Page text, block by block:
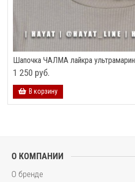
Шапочка ЧАЛМА лайкра ультрамарин
1 250 руб.
В корзину
О КОМПАНИИ
О бренде